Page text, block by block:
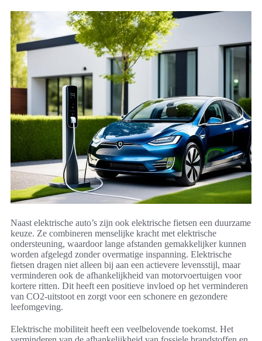
Naast elektrische auto’s zijn ook elektrische fietsen een duurzame
keuze. Ze combineren menselijke kracht met elektrische
ondersteuning, waardoor lange afstanden gemakkelijker kunnen
worden afgelegd zonder overmatige inspanning. Elektrische
fietsen dragen niet alleen bij aan een actievere levensstijl, maar
verminderen ook de afhankelijkheid van motorvoertuigen voor
kortere ritten. Dit heeft een positieve invloed op het verminderen
van CO2-uitstoot en zorgt voor een schonere en gezondere
leefomgeving.
Elektrische mobiliteit heeft een veelbelovende toekomst. Het